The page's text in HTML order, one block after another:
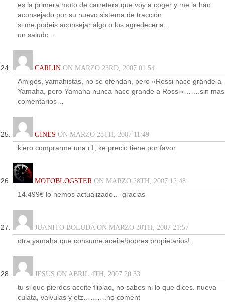
es la primera moto de carretera que voy a coger y me la han
aconsejado por su nuevo sistema de tracción.
si me podeis aconsejar algo o los agredeceria.
un saludo…
CARLIN ON MARZO 23RD, 2007 01:54
Amigos, yamahistas, no se ofendan, pero «Rossi hace grande a
Yamaha, pero Yamaha nunca hace grande a Rossi»…….sin mas
comentarios…
GINES ON MARZO 28TH, 2007 11:49
kiero comprarme una r1, ke precio tiene por favor
MOTOBLOGSTERON MARZO 28TH, 2007 12:48
14.499€ lo hemos actualizado… gracias
JUANITO BOLUDA ON MARZO 30TH, 2007 21:57
otra yamaha que consume aceite!pobres propietarios!
JESUS ON ABRIL 4TH, 2007 20:33
tu si que pierdes aceite fliplao, no sabes ni lo que dices. nueva
culata, valvulas y etz……….no coment